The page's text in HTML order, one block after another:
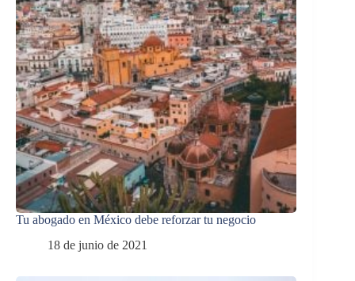
Tu abogado en México debe reforzar tu negocio
18 de junio de 2021